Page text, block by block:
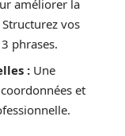
améliorer la
vos
phrases.
: Une
et